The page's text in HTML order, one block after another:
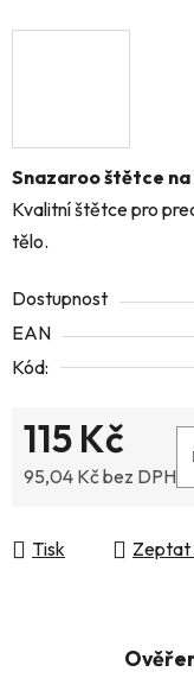
Snazaroo štětce na
Kvalitní štětce pro
tělo.
Dostupnost
EAN
Kód:
115 Kč
95,04 Kč bez DPH
Tisk Zeptat